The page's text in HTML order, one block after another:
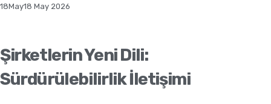
18May18 May 2026
Şirketlerin Yeni Dili:
Sürdürülebilirlik İletişimi